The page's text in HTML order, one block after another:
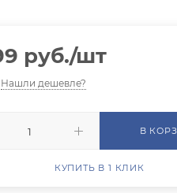
руб./шт
Нашли дешевле?
В
КУПИТЬ В 1 КЛИК